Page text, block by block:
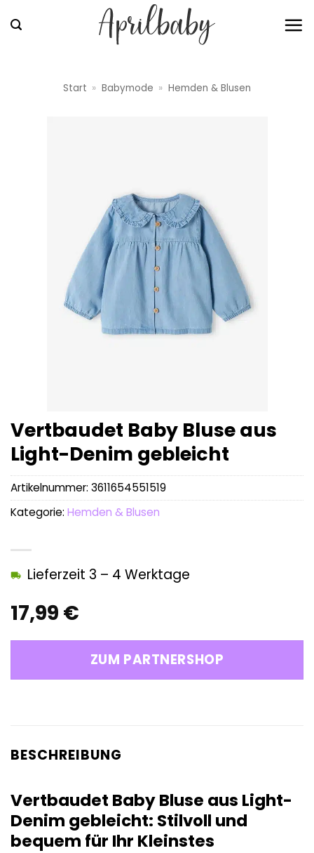
Inhalt
Start » Babymode » Hemden & Blusen
Vertbaudet Baby Bluse aus
Light-Denim gebleicht
17,99 €
Lieferzeit 3 – 4 Werktage
ZUM PARTNERSHOP
Artikelnummer: 3611654551519
Kategorie: Hemden & Blusen
BESCHREIBUNG
Vertbaudet Baby Bluse aus Light-
Denim gebleicht: Stilvoll und
bequem für Ihr Kleinstes